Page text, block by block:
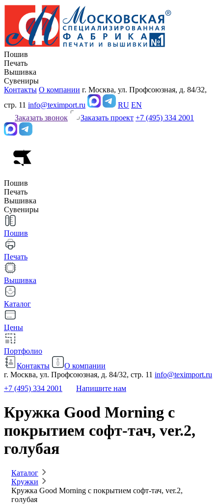
Пошив
Печать
Вышивка
Сувениры
Контакты О компании г. Москва, ул. Профсоюзная, д. 84/32,
стр. 11 info@teximport.ru RU EN
Заказать звонок
Заказать проект +7 (495) 334 2001
Пошив
Печать
Вышивка
Сувениры
Пошив
Печать
Вышивка
Каталог
Цены
Портфолио
Контакты
О компании
г. Москва, ул. Профсоюзная, д. 84/32, стр. 11 info@teximport.ru
+7 (495) 334 2001
Напишите нам
Кружка Good Morning с
покрытием софт-тач, ver.2,
голубая
Каталог
Кружки
Кружка Good Morning с покрытием софт-тач, ver.2,
голубая